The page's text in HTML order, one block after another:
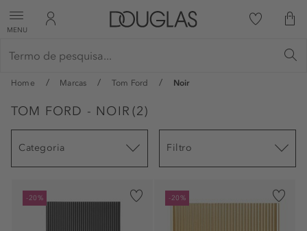
MENU
Home Marcas Tom Ford Noir
TOM FORD - NOIR (2)
Categoria Filtro
-20% -20%